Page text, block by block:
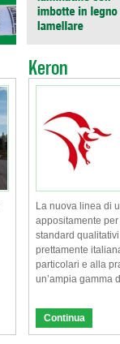
Keron
La nuova linea di
appositamente
standard
prettamente
particolari e alla
un’ampia gamma
Continua